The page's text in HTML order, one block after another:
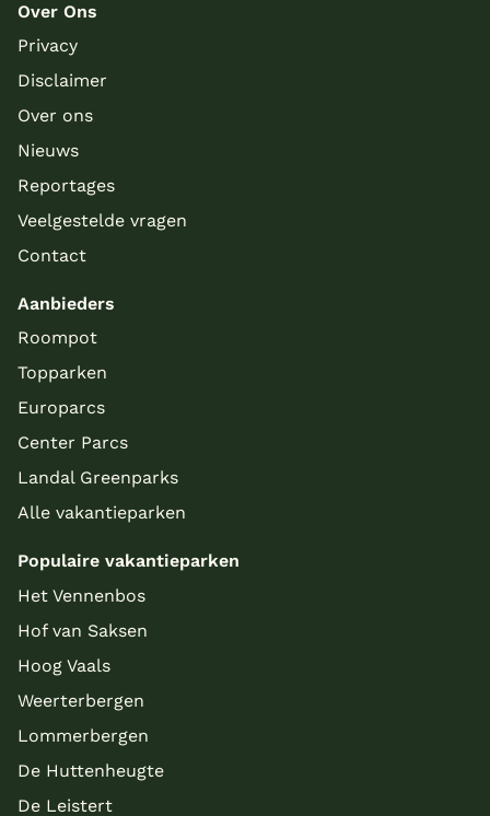
Over Ons
Privacy
Disclaimer
Over ons
Nieuws
Reportages
Veelgestelde vragen
Contact
Aanbieders
Roompot
Topparken
Europarcs
Center Parcs
Landal Greenparks
Alle vakantieparken
Populaire vakantieparken
Het Vennenbos
Hof van Saksen
Hoog Vaals
Weerterbergen
Lommerbergen
De Huttenheugte
De Leistert